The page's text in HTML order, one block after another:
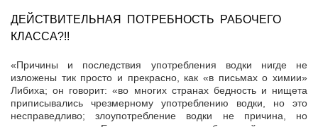
ДЕЙСТВИТЕЛЬНАЯ ПОТРЕБНОСТЬ РАБОЧЕГО
КЛАССА?!!
«Причины и последствия употребления водки нигде не
изложены тик просто и прекрасно, как «в письмах о химии»
Либиха; он говорит: «во многих странах бедность и нищета
приписывались чрезмерному употреблению водки, но это
несправедливо; злоупотребление водки не причина, но